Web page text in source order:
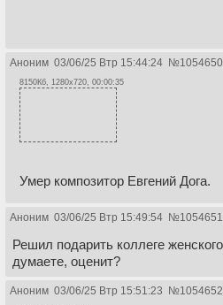
Аноним 03/06/25 Втр 15:44:24 №1054650
8150Кб, 1280x720, 00:00:35
Умер композитор Евгений Дога.
Аноним 03/06/25 Втр 15:49:54 №1054651
Решил подарить коллеге
думаете, оценит?
Аноним 03/06/25 Втр 15:51:23 №1054652